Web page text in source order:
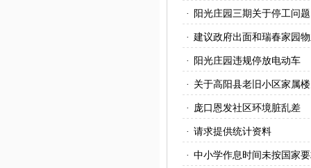
· 阳光庄园三期关于停工问题
· 建议政府出面和瑞春家园
· 阳光庄园违规停放电动车
· 关于高阳县老旧小区家属
· 庞口恩发社区环境脏乱差
· 请求提供统计资料
· 中小学作息时间未按国家